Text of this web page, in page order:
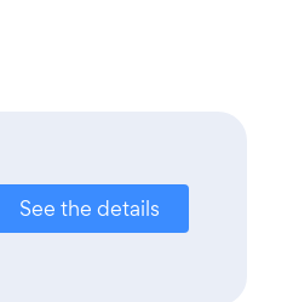
See the details